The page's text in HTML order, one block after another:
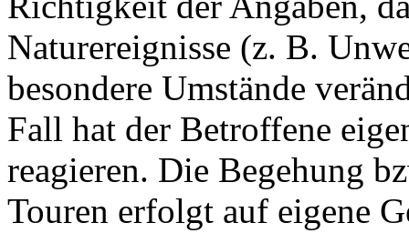
Naturereignisse (z. B.
besondere Umstände
Fall hat der Betroffene
reagieren. Die Begehung
Touren erfolgt auf eigene